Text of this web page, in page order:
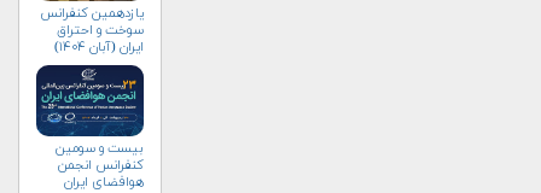
یازدهمین کنفرانس
سوخت و احتراق
ایران (آبان‌ ۱۴۰۴)
بیست و سومین
کنفرانس انجمن
هوافضای ايران